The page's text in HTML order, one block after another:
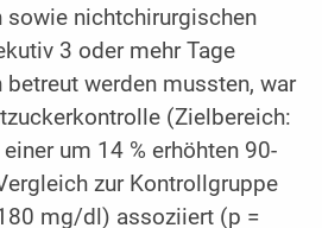
sowie nichtchirurgischen
3 oder mehr Tage
werden mussten, war
(Zielbereich:
um 14 % erhöhten 90-
zur Kontrollgruppe
mg/dl) assoziiert (p =